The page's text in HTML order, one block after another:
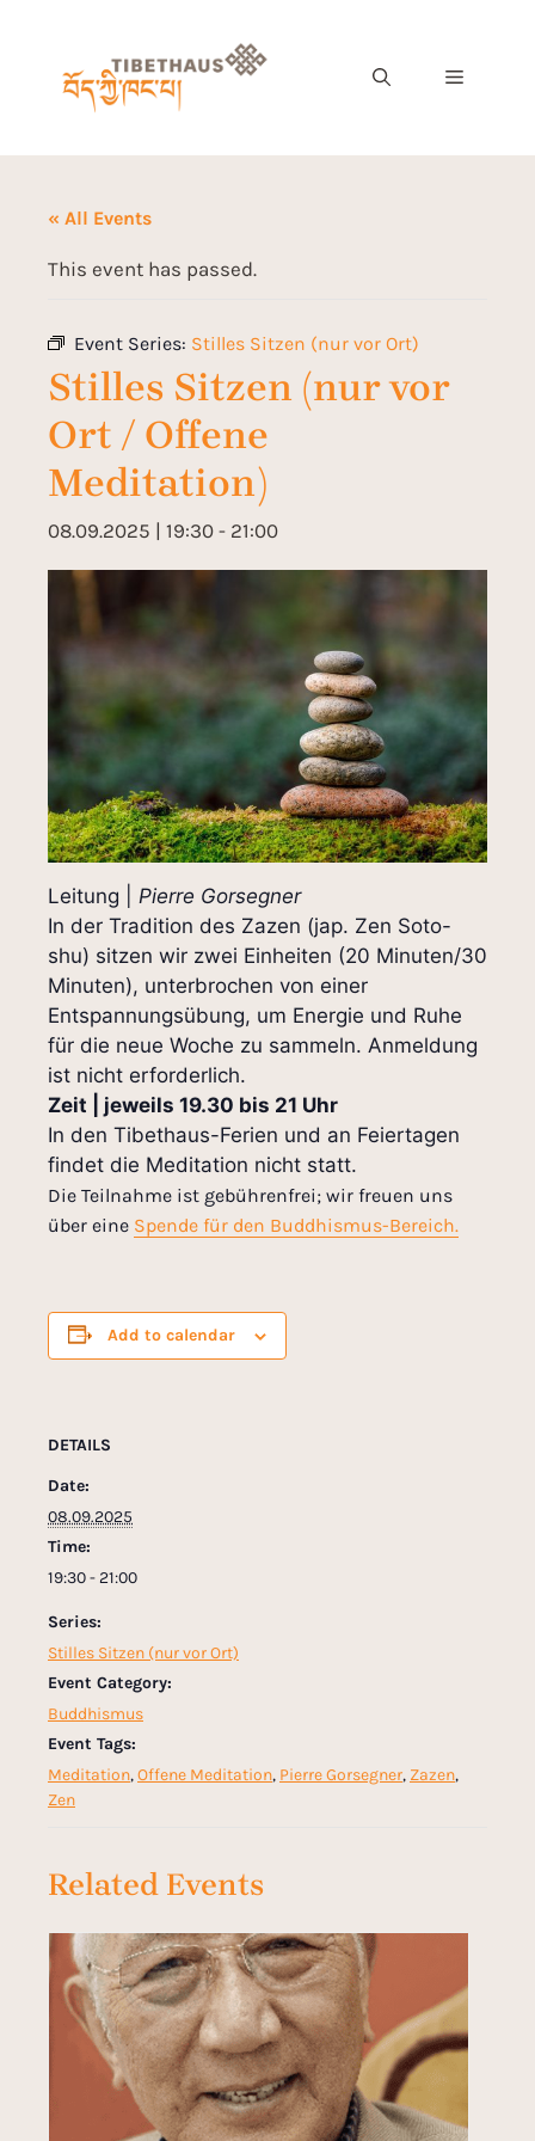
« All Events
This event has passed.
Event Series: Stilles Sitzen (nur vor Ort)
Stilles Sitzen (nur vor
Ort / Offene
Meditation)
08.09.2025 | 19:30 - 21:00
Leitung | Pierre Gorsegner
In der Tradition des Zazen (jap. Zen Soto-
shu) sitzen wir zwei Einheiten (20 Minuten/30
Minuten), unterbrochen von einer
Entspannungsübung, um Energie und Ruhe
für die neue Woche zu sammeln. Anmeldung
ist nicht erforderlich.
Zeit | jeweils 19.30 bis 21 Uhr
In den Tibethaus-Ferien und an Feiertagen
findet die Meditation nicht statt.
Die Teilnahme ist gebührenfrei; wir freuen uns
über eine Spende für den Buddhismus-Bereich.
Add to calendar
DETAILS
Date:
08.09.2025
Time:
19:30 - 21:00
Series:
Stilles Sitzen (nur vor Ort)
Event Category:
Buddhismus
Event Tags:
Meditation,Offene Meditation, Pierre Gorsegner, Zazen,
Zen
Related Events